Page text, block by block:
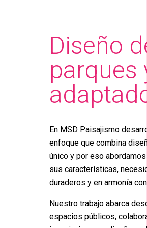
Diseño
parques
En MSD Paisajismo
enfoque que combina
único y por eso
sus características,
duraderos y en armonía
Nuestro trabajo abarca
espacios públicos,